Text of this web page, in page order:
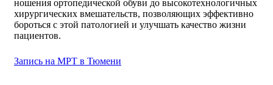
ношения ортопедической обуви до высокотехнологичных
хирургических вмешательств, позволяющих эффективно
бороться с этой патологией и улучшать качество жизни
пациентов.
Запись на МРТ в Тюмени